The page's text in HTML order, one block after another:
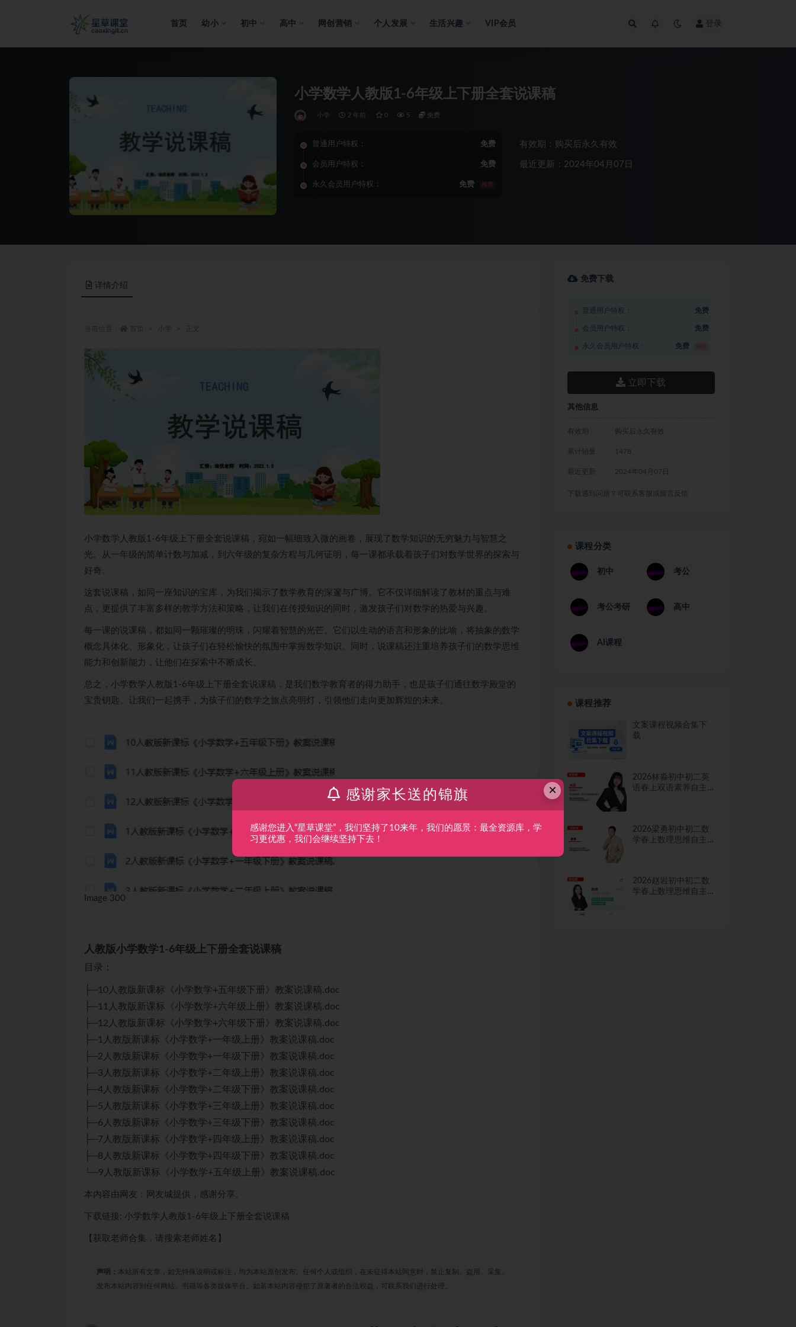
首页 幼小 初中 高中 网创营销 个人发展 生活兴趣 VIP会员 登录
小学数学人教版1-6年级上下册全套说课稿
小学 2 年前 0 5 免费
普通用户特权： 免费
会员用户特权： 免费
永久会员用户特权： 免费 推荐
有效期：购买后永久有效
最近更新：2024年04月07日
详情介绍
小学数学 人教版1-6年级上下册全套说课稿，宛如一幅细致入微的画卷，展现了数学知识的无穷魅力与智慧之
光。从一年级的简单计数与加减，到六年级的复杂方程与几何证明，每一课都承载着孩子们对数学世界的探索与
好奇。
这套说课稿，如同一座知识的宝库，为我们揭示了数学教育的深邃与广博。它不仅详细解读了教材的重点与难
点，更提供了丰富多样的教学方法和策略，让我们在传授知识的同时，激发孩子们对数学的热爱与兴趣。
每一课的说课稿，都如同一颗璀璨的明珠，闪耀着智慧的光芒。它们以生动的语言和形象的比喻，将抽象的数学
概念具体化、形象化，让孩子们在轻松愉快的氛围中掌握数学知识。同时，说课稿还注重培养孩子们的数学思维
能力和创新能力，让他们在探索中不断成长。
总之，小学数学人教版1-6年级上下册全套说课稿，是我们数学教育者的得力助手，也是孩子们通往数学殿堂的
宝贵钥匙。让我们一起携手，为孩子们的数学之旅点亮明灯，引领他们走向更加辉煌的未来。
Image 300
人教版小学数学1-6年级上下册全套说课稿
目录：
├─10人教版新课标《小学数学+五年级下册》教案说课稿.doc
├─11人教版新课标《小学数学+六年级上册》教案说课稿.doc
├─12人教版新课标《小学数学+六年级下册》教案说课稿.doc
├─1人教版新课标《小学数学+一年级上册》教案说课稿.doc
├─2人教版新课标《小学数学+一年级下册》教案说课稿.doc
├─3人教版新课标《小学数学+二年级上册》教案说课稿.doc
├─4人教版新课标《小学数学+二年级下册》教案说课稿.doc
├─5人教版新课标《小学数学+三年级上册》教案说课稿.doc
├─6人教版新课标《小学数学+三年级下册》教案说课稿.doc
├─7人教版新课标《小学数学+四年级上册》教案说课稿.doc
├─8人教版新课标《小学数学+四年级下册》教案说课稿.doc
└─9人教版新课标《小学数学+五年级上册》教案说课稿.doc
本内容由网友：网友城提供，感谢分享。
下载链接: 小学数学人教版1-6年级上下册全套说课稿
【获取老师合集，请搜索老师姓名】
声明： 本站所有文章，如无特殊说明或标注，均为本站原创发布。任何个人或组织，在未征得本站同意时，禁止复制、盗用、采集、
发布本站内容到任何网站、书籍等各类媒体平台。如若本站内容侵犯了原著者的合法权益，可联系我们进行处理。
免费下载
普通用户特权： 免费
会员用户特权： 免费
永久会员用户特权： 免费
立即下载
其他信息
有效期 购买后永久有效
累计销量 1478
最近更新 2024年04月07日
下载遇到问题？可联系客服或留言反馈
课程分类
初中 考公
考公考研 高中
AI课程
课程推荐
文案课程视频合集下
载
2026林淼初中初二英
语春上双语素养自主
2026梁勇初中初二数
学春上数理思维自主
2026赵岩初中初二数
学春上数理思维自主
×
感谢家长送的锦旗
感谢您进入“星草课堂”，我们坚持了10来年，我们的愿景：最全资源库，学
习更优惠，我们会继续坚持下去！